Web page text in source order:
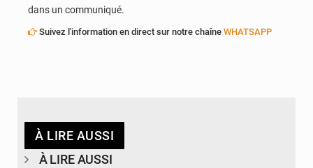
dans un communiqué.
Suivez l'information en direct sur notre chaîne WHATSAPP
À LIRE AUSSI
À LIRE AUSSI